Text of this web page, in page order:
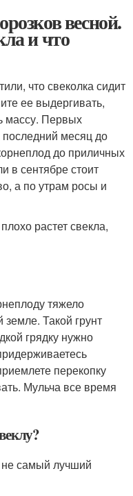
весной.
и что
что свеколка сидит
ее выдергивать,
массу. Первых
последний месяц до
до приличных
в сентябре стоит
а по утрам росы и
растет свекла,
тяжело
земле. Такой грунт
грядку нужно
перекопку
Мульча все время
не самый лучший